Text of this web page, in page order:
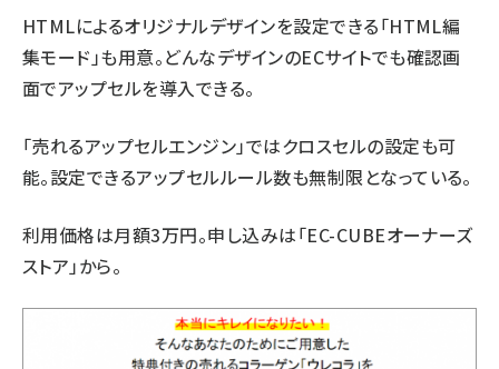
HTMLによるオリジナルデザインを設定できる「HTML編
集モード」も用意。どんなデザインのECサイトでも確認画
面でアップセルを導入できる。
「売れるアップセルエンジン」ではクロスセルの設定も可
能。設定できるアップセルルール数も無制限となっている。
利用価格は月額3万円。申し込みは「EC-CUBEオーナーズ
ストア」から。